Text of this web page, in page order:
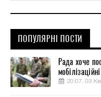
ПОПУЛЯРНІ ПОСТИ
Рада хоче
20:07, 03